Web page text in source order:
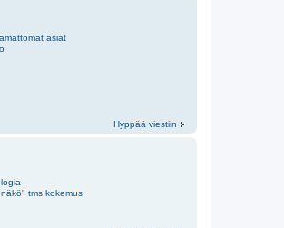
asiat
Hyppää viestiin
tms kokemus